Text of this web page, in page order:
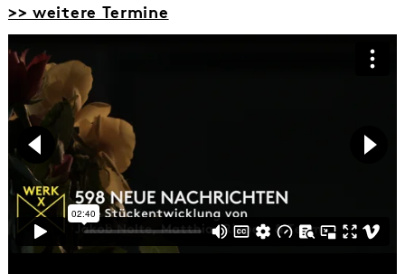
>> weitere Termine